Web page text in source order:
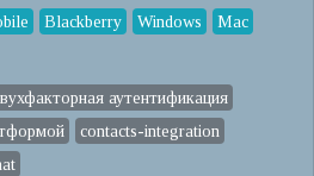
Blackberry Windows
Mac
аутентификация
contacts-integration